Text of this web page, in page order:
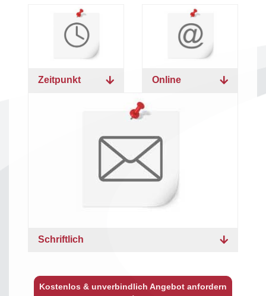
Zeitpunkt Online
Schriftlich
Kostenlos & unverbindlich Angebot anfordern